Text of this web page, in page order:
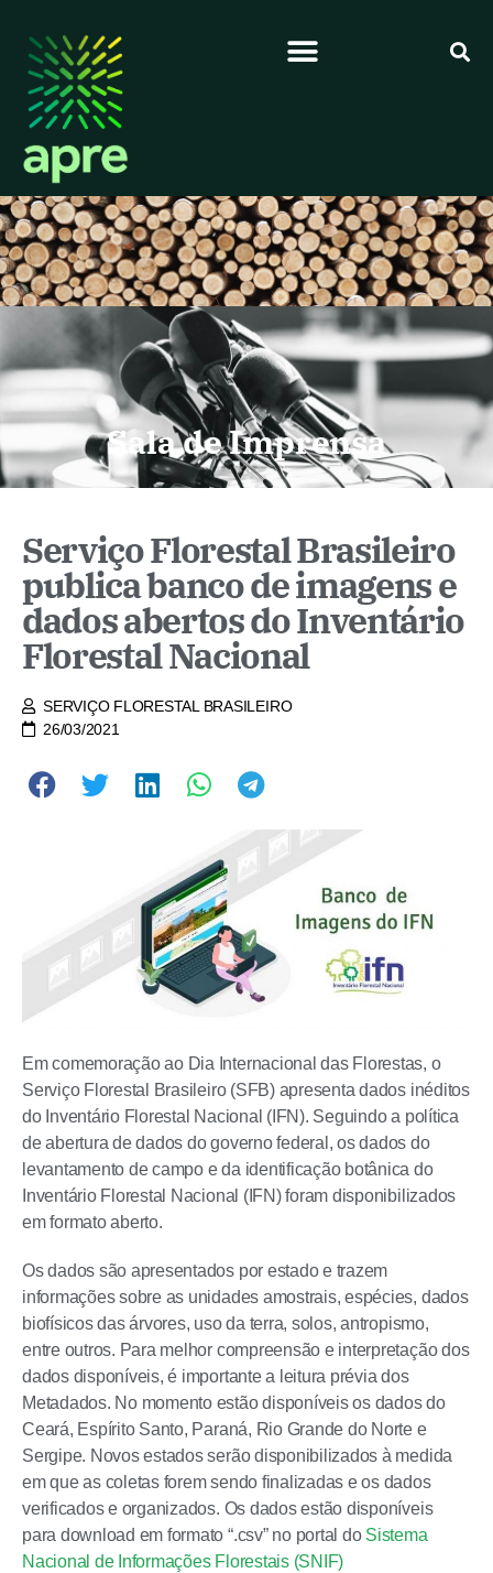
Sala de Imprensa
Serviço Florestal Brasileiro
publica banco de imagens e
dados abertos do Inventário
Florestal Nacional
SERVIÇO FLORESTAL BRASILEIRO
26/03/2021
Em comemoração ao Dia Internacional das Florestas, o
Serviço Florestal Brasileiro (SFB) apresenta dados inéditos
do Inventário Florestal Nacional (IFN). Seguindo a política
de abertura de dados do governo federal, os dados do
levantamento de campo e da identificação botânica do
Inventário Florestal Nacional (IFN) foram disponibilizados
em formato aberto.
Os dados são apresentados por estado e trazem
informações sobre as unidades amostrais, espécies, dados
biofísicos das árvores, uso da terra, solos, antropismo,
entre outros. Para melhor compreensão e interpretação dos
dados disponíveis, é importante a leitura prévia dos
Metadados. No momento estão disponíveis os dados do
Ceará, Espírito Santo, Paraná, Rio Grande do Norte e
Sergipe. Novos estados serão disponibilizados à medida
em que as coletas forem sendo finalizadas e os dados
verificados e organizados. Os dados estão disponíveis
para download em formato “.csv” no portal do Sistema
Nacional de Informações Florestais (SNIF)